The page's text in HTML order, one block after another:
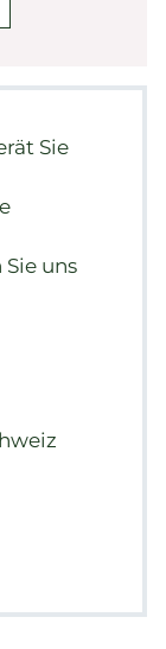
Sie
uns